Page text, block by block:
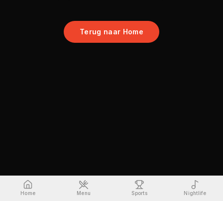
Terug naar Home
Home Menu Sports Nightlife